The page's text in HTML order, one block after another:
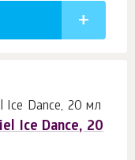
Ice Dance, 20